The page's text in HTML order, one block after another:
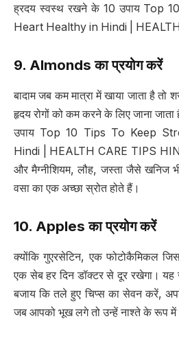
ह्रदय स्वस्थ रखने के 10 उपाय Top
Heart Healthy in Hindi |
9. Almondsका प्रयोग करें
बादाम जब कम मात्रा में खाया जाता है
हृदय रोगों को कम करने के लिए जाना
उपाय Top 10 Tips To Keep
Hindi | HEALTH CARE TIPS
और मैग्नीशियम, लौह, जस्ता जैसे खनिज
वसा का एक अच्छा स्रोत होते हैं।
10. Applesका प्रयोग करें
क्योंकि गुएरसेटिन, एक फोटोकैमिकल
एक सेब हर दिन डॉक्टर से दूर रखेगा। यह
बजाय कि तले हुए चिप्स का सेवन करें,
जब आपको भूख लगे तो उन्हें नाश्ते के रूप में